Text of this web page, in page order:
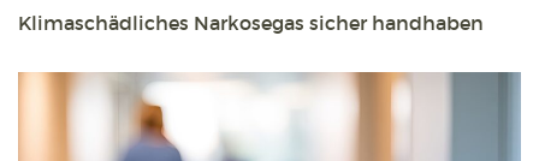
Klimaschädliches Narkosegas sicher handhaben